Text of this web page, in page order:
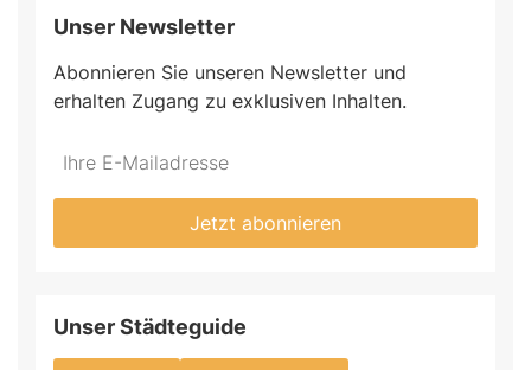
Unser Newsletter
Abonnieren Sie unseren Newsletter und
erhalten Zugang zu exklusiven Inhalten.
Jetzt abonnieren
Unser Städteguide